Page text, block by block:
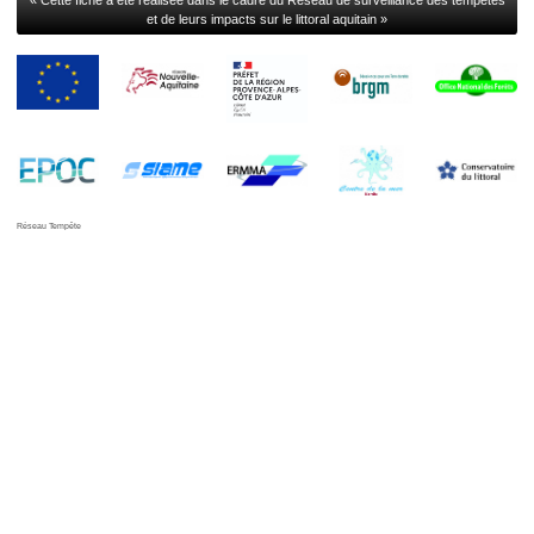
et de leurs impacts sur le littoral aquitain »
Réseau Tempête